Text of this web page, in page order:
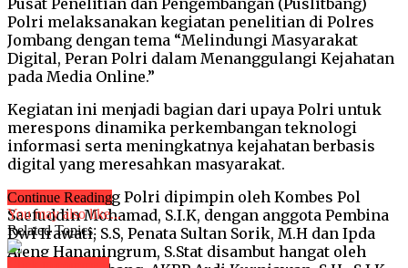
Pusat Penelitian dan Pengembangan (Puslitbang)
Polri melaksanakan kegiatan penelitian di Polres
Jombang dengan tema “Melindungi Masyarakat
Digital, Peran Polri dalam Menanggulangi Kejahatan
pada Media Online.”
Kegiatan ini menjadi bagian dari upaya Polri untuk
merespons dinamika perkembangan teknologi
informasi serta meningkatnya kejahatan berbasis
digital yang meresahkan masyarakat.
Tim Puslitbang Polri dipimpin oleh Kombes Pol
Saefuddin Mohamad, S.I.K, dengan anggota Pembina
Dwi Irawati, S.S, Penata Sultan Sorik, M.H dan Ipda
Ajeng Hananingrum, S.Stat disambut hangat oleh
Continue Reading
You may also like...
Related Topics: